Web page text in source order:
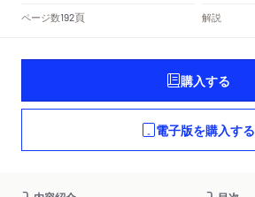
ページ数192頁 解説
購入する
電子版を購入する